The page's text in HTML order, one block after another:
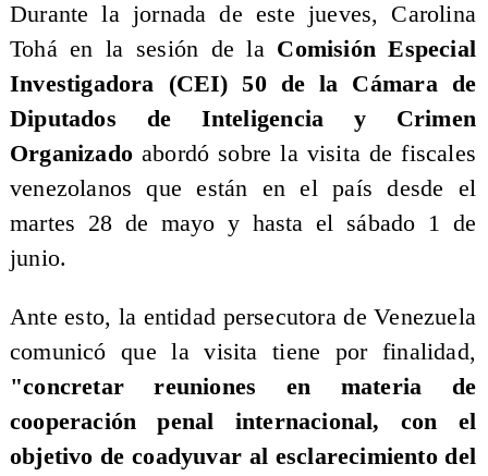
Durante la jornada de este jueves, Carolina
Tohá en la sesión de la Comisión Especial
Investigadora (CEI) 50 de la Cámara de
Diputados de Inteligencia y Crimen
Organizadoabordó sobre la visita de fiscales
venezolanos que están en el país desde el
martes 28 de mayo y hasta el sábado 1 de
junio.
Ante esto, la entidad persecutora de Venezuela
comunicó que la visita tiene por finalidad,
"concretar reuniones en materia de
cooperación penal internacional, con el
objetivo de coadyuvar al esclarecimiento del